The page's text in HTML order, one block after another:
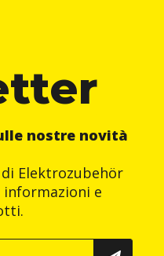
nostre novità
Elektrozubehör
e